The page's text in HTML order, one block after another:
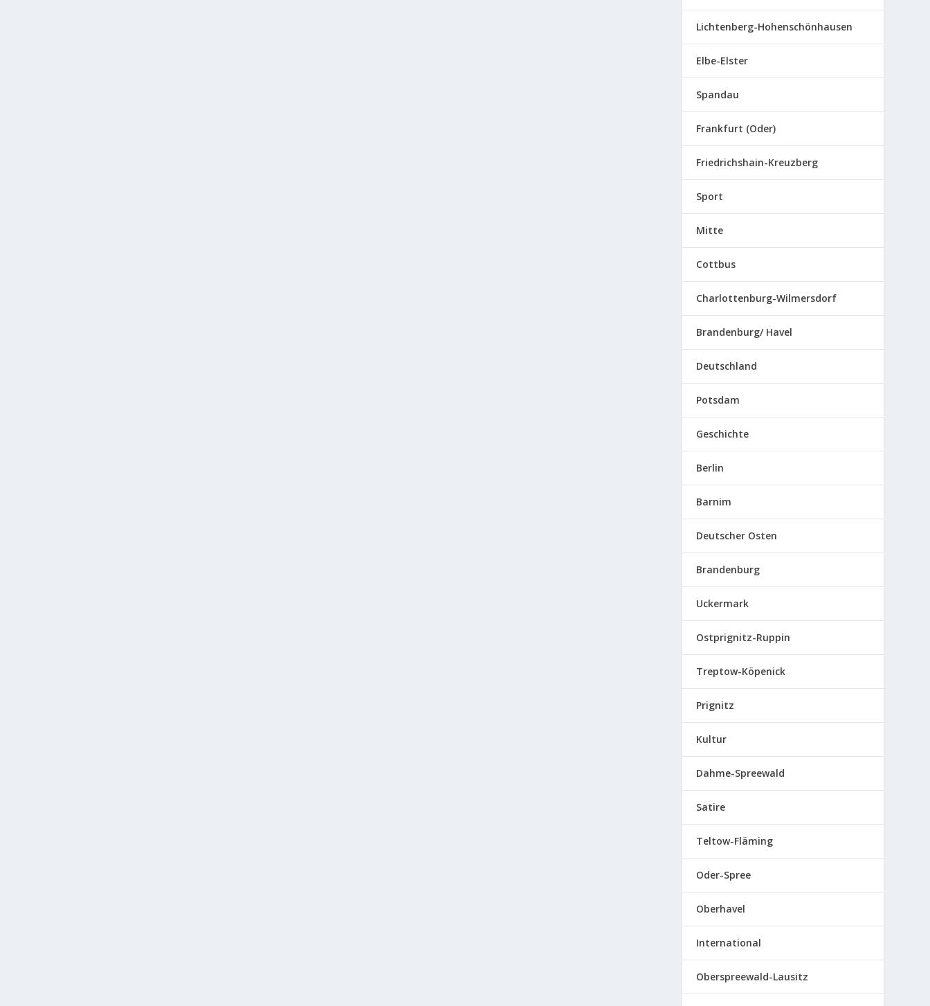
Lichtenberg-Hohenschönhausen
Elbe-Elster
Spandau
Frankfurt (Oder)
Friedrichshain-Kreuzberg
Sport
Mitte
Cottbus
Charlottenburg-Wilmersdorf
Brandenburg/ Havel
Deutschland
Potsdam
Geschichte
Berlin
Barnim
Deutscher Osten
Brandenburg
Uckermark
Ostprignitz-Ruppin
Treptow-Köpenick
Prignitz
Kultur
Dahme-Spreewald
Satire
Teltow-Fläming
Oder-Spree
Oberhavel
International
Oberspreewald-Lausitz